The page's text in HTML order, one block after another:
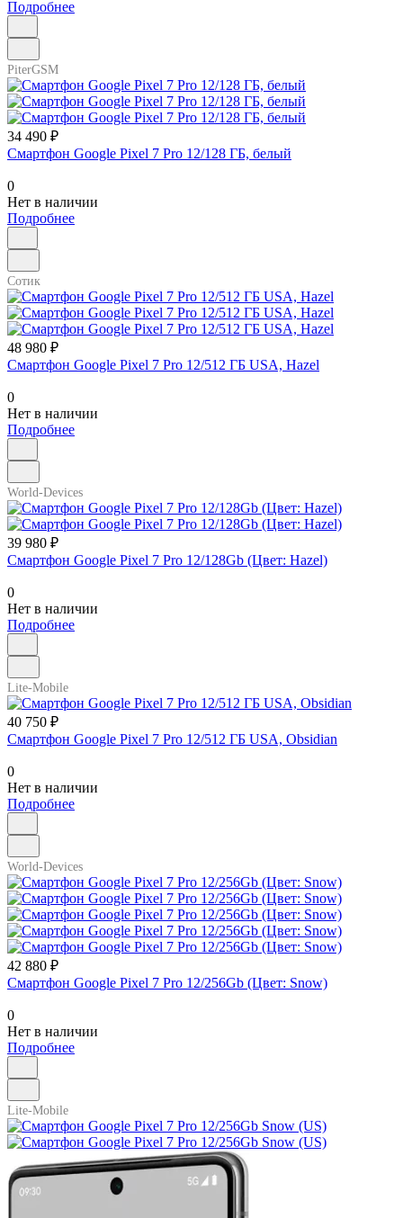
Подробнее
PiterGSM
34 490 ₽
Смартфон Google Pixel 7 Pro 12/128 ГБ, белый
0
Нет в наличии
Подробнее
Сотик
48 980 ₽
Смартфон Google Pixel 7 Pro 12/512 ГБ USA, Hazel
0
Нет в наличии
Подробнее
World-Devices
39 980 ₽
Смартфон Google Pixel 7 Pro 12/128Gb (Цвет: Hazel)
0
Нет в наличии
Подробнее
Lite-Mobile
40 750 ₽
Смартфон Google Pixel 7 Pro 12/512 ГБ USA, Obsidian
0
Нет в наличии
Подробнее
World-Devices
42 880 ₽
Смартфон Google Pixel 7 Pro 12/256Gb (Цвет: Snow)
0
Нет в наличии
Подробнее
Lite-Mobile